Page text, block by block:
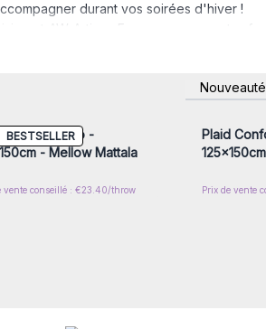
durant vos soirées d'hiver !
AW Artisan France comme votre
à votre clientèle un large choix et
: En tant que grossiste, nous
notre collection dès aujourd'hui et
BESTSELLER
Confort Boho -
- Mellow Mattala
vente conseillé : €23.40/throw
vous
Plaid
Prix de vente